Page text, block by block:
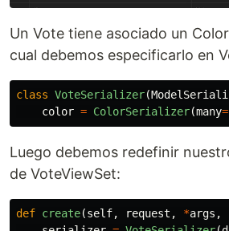
Un Vote tiene asociado un
cual debemos especificarlo en
class VoteSerializer(
color = ColorSerializer(many=
Luego debemos redefinir
de VoteViewSet:
def create(self, request , *args ,